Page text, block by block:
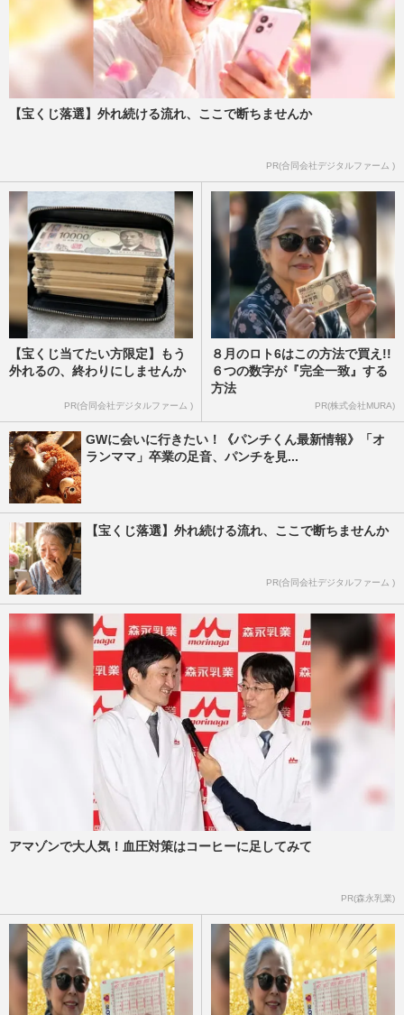
【宝くじ落選】外れ続ける流れ、ここで断ちませんか
PR(合同会社デジタルファーム )
【宝くじ当てたい方限定】もう
外れるの、終わりにしませんか
PR(合同会社デジタルファーム )
８月のロト6はこの方法で買え!!
６つの数字が『完全一致』する
方法
PR(株式会社MURA)
GWに会いに行きたい！《パンチくん最新情報》「オ
ランママ」卒業の足音、パンチを見...
【宝くじ落選】外れ続ける流れ、ここで断ちませんか
PR(合同会社デジタルファーム )
アマゾンで大人気！血圧対策はコーヒーに足してみて
PR(森永乳業)